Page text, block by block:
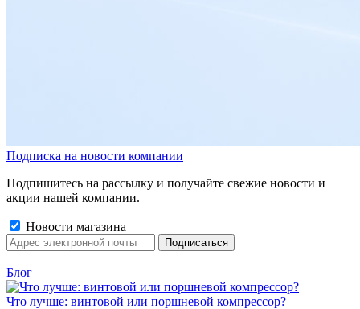
Подписка на новости компании
Подпишитесь на рассылку и получайте свежие новости и
акции нашей компании.
Новости магазина
Блог
Что лучше: винтовой или поршневой компрессор?